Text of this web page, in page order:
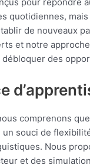
quotidiennes,
de nouveaux
et notre
des
comprenons
un souci de
Nous
et des